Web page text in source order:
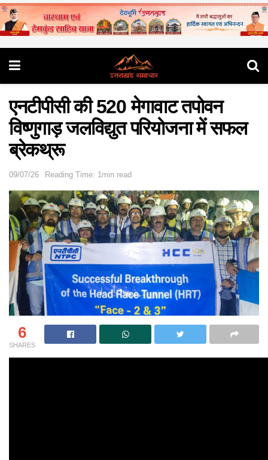
एनटीपीसी की 520 मेगावाट तपोवन
विष्णुगाड़ जलविद्युत परियोजना में सफल
ब्रेकथ्रू
09/07/26 Reading Time: 1min read
6
SHARES